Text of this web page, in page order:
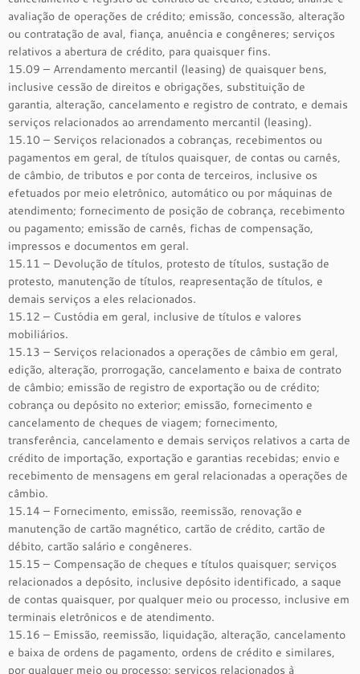
avaliação de operações de crédito; emissão, concessão, alteração
ou contratação de aval, fiança, anuência e congêneres; serviços
relativos a abertura de crédito, para quaisquer fins.
15.09 – Arrendamento mercantil (leasing) de quaisquer bens,
inclusive cessão de direitos e obrigações, substituição de
garantia, alteração, cancelamento e registro de contrato, e demais
serviços relacionados ao arrendamento mercantil (leasing).
15.10 – Serviços relacionados a cobranças, recebimentos ou
pagamentos em geral, de títulos quaisquer, de contas ou carnês,
de câmbio, de tributos e por conta de terceiros, inclusive os
efetuados por meio eletrônico, automático ou por máquinas de
atendimento; fornecimento de posição de cobrança, recebimento
ou pagamento; emissão de carnês, fichas de compensação,
impressos e documentos em geral.
15.11 – Devolução de títulos, protesto de títulos, sustação de
protesto, manutenção de títulos, reapresentação de títulos, e
demais serviços a eles relacionados.
15.12 – Custódia em geral, inclusive de títulos e valores
mobiliários.
15.13 – Serviços relacionados a operações de câmbio em geral,
edição, alteração, prorrogação, cancelamento e baixa de contrato
de câmbio; emissão de registro de exportação ou de crédito;
cobrança ou depósito no exterior; emissão, fornecimento e
cancelamento de cheques de viagem; fornecimento,
transferência, cancelamento e demais serviços relativos a carta de
crédito de importação, exportação e garantias recebidas; envio e
recebimento de mensagens em geral relacionadas a operações de
câmbio.
15.14 – Fornecimento, emissão, reemissão, renovação e
manutenção de cartão magnético, cartão de crédito, cartão de
débito, cartão salário e congêneres.
15.15 – Compensação de cheques e títulos quaisquer; serviços
relacionados a depósito, inclusive depósito identificado, a saque
de contas quaisquer, por qualquer meio ou processo, inclusive em
terminais eletrônicos e de atendimento.
15.16 – Emissão, reemissão, liquidação, alteração, cancelamento
e baixa de ordens de pagamento, ordens de crédito e similares,
por qualquer meio ou processo; serviços relacionados à